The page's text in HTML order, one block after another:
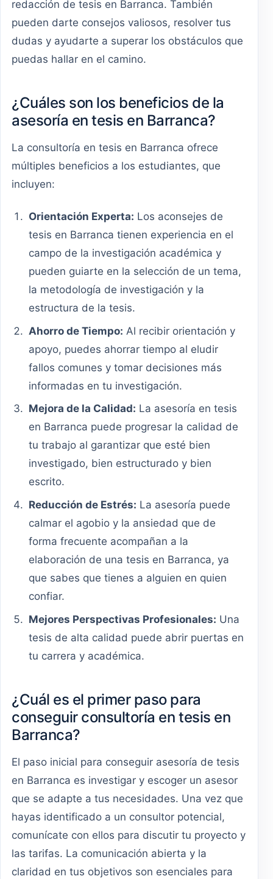
redacción de tesis en Barranca. También
pueden darte consejos valiosos, resolver tus
dudas y ayudarte a superar los obstáculos que
puedas hallar en el camino.
¿Cuáles son los beneficios de la
asesoría en tesis en Barranca?
La consultoría en tesis en Barranca ofrece
múltiples beneficios a los estudiantes, que
incluyen:
Orientación Experta: Los aconsejes de
tesis en Barranca tienen experiencia en el
campo de la investigación académica y
pueden guiarte en la selección de un tema,
la metodología de investigación y la
estructura de la tesis.
Ahorro de Tiempo: Al recibir orientación y
apoyo, puedes ahorrar tiempo al eludir
fallos comunes y tomar decisiones más
informadas en tu investigación.
Mejora de la Calidad: La asesoría en tesis
en Barranca puede progresar la calidad de
tu trabajo al garantizar que esté bien
investigado, bien estructurado y bien
escrito.
Reducción de Estrés: La asesoría puede
calmar el agobio y la ansiedad que de
forma frecuente acompañan a la
elaboración de una tesis en Barranca, ya
que sabes que tienes a alguien en quien
confiar.
Mejores Perspectivas Profesionales: Una
tesis de alta calidad puede abrir puertas en
tu carrera y académica.
¿Cuál es el primer paso para
conseguir consultoría en tesis en
Barranca?
El paso inicial para conseguir asesoría de tesis
en Barranca es investigar y escoger un asesor
que se adapte a tus necesidades. Una vez que
hayas identificado a un consultor potencial,
comunícate con ellos para discutir tu proyecto y
las tarifas. La comunicación abierta y la
claridad en tus objetivos son esenciales para